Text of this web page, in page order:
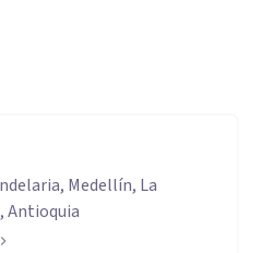
Medellín, La
Antioquia